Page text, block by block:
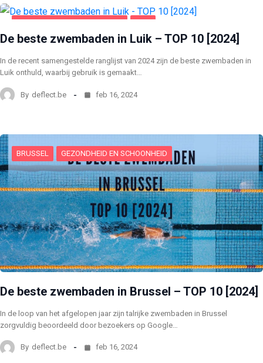
De beste zwembaden in Luik – TOP 10 [2024]
In de recent samengestelde ranglijst van 2024 zijn de beste zwembaden in
Luik onthuld, waarbij gebruik is gemaakt…
By deflect.be feb 16, 2024
BRUSSEL GEZONDHEID EN SCHOONHEID
De beste zwembaden in Brussel – TOP 10 [2024]
In de loop van het afgelopen jaar zijn talrijke zwembaden in Brussel
zorgvuldig beoordeeld door bezoekers op Google…
By deflect.be feb 16, 2024